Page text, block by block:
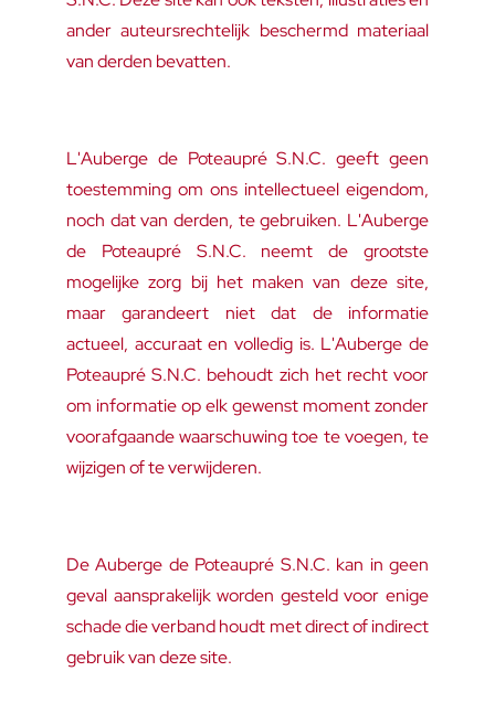
ander auteursrechtelijk beschermd materiaal
van derden bevatten.
L'Auberge de Poteaupré S.N.C. geeft geen
toestemming om ons intellectueel eigendom,
noch dat van derden, te gebruiken. L'Auberge
de Poteaupré S.N.C. neemt de grootste
mogelijke zorg bij het maken van deze site,
maar garandeert niet dat de informatie
actueel, accuraat en volledig is. L'Auberge de
Poteaupré S.N.C. behoudt zich het recht voor
om informatie op elk gewenst moment zonder
voorafgaande waarschuwing toe te voegen, te
wijzigen of te verwijderen.
De Auberge de Poteaupré S.N.C. kan in geen
geval aansprakelijk worden gesteld voor enige
schade die verband houdt met direct of indirect
gebruik van deze site.